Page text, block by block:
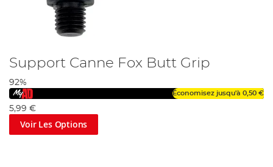
Support Canne Fox Butt Grip
92%
Économisez jusqu'à 0,50 €
5,99 €
Voir Les Options